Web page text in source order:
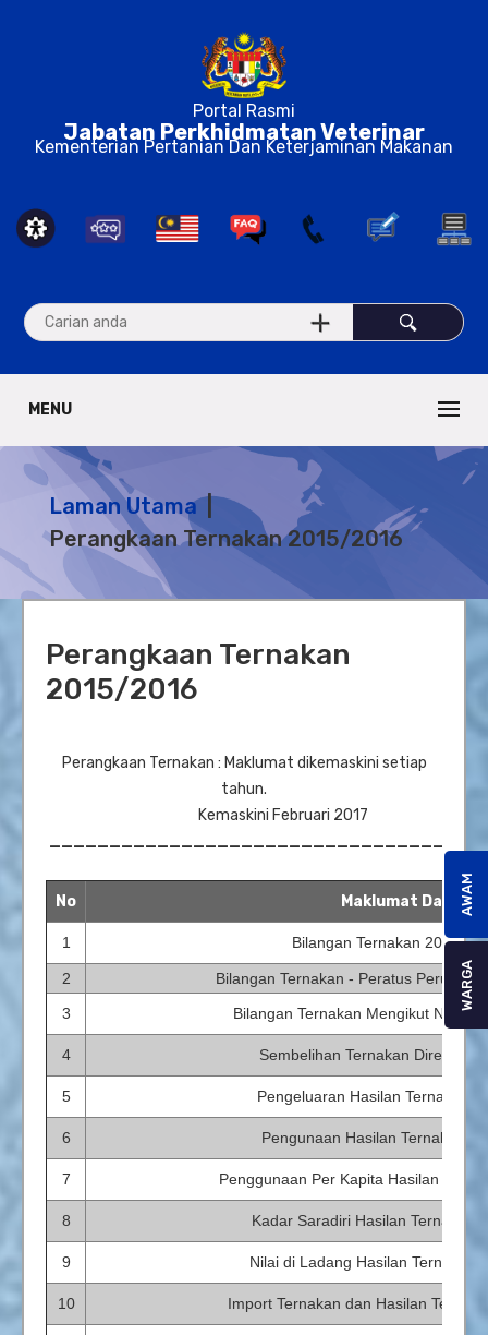
Portal Rasmi
Jabatan Perkhidmatan Veterinar
Kementerian Pertanian Dan Keterjaminan Makanan
MENU
Laman Utama
Perangkaan Ternakan 2015/2016
Perangkaan Ternakan
2015/2016
Perangkaan Ternakan : Maklumat dikemaskini setiap
tahun.
Kemaskini Februari 2017
No Maklumat Data
1 Bilangan Ternakan 2015 &
2
Bilangan Ternakan - Peratus
3
Bilangan Ternakan Mengikut Negeri
4 Sembelihan Ternakan Direkod
5 Pengeluaran Hasilan Ternakan
6 Pengunaan Hasilan Ternakan
7 Penggunaan Per Kapita Hasilan
8 Kadar Saradiri Hasilan Ternakan
9 Nilai di Ladang Hasilan Ternakan
10 Import Ternakan dan Hasilan
AWAM
WARGA